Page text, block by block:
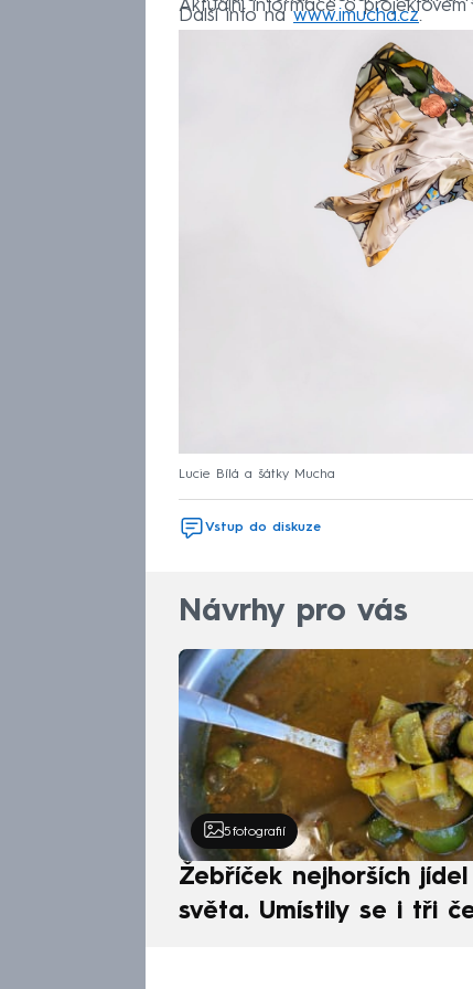
Aktuální informace o
Další info nawww.imucha.cz.
Lucie Bílá a šátky Mucha
Vstup do diskuze
Návrhy pro vás
5 fotografií
Žebříček nejhorších jídel
světa. Umístily se i tři